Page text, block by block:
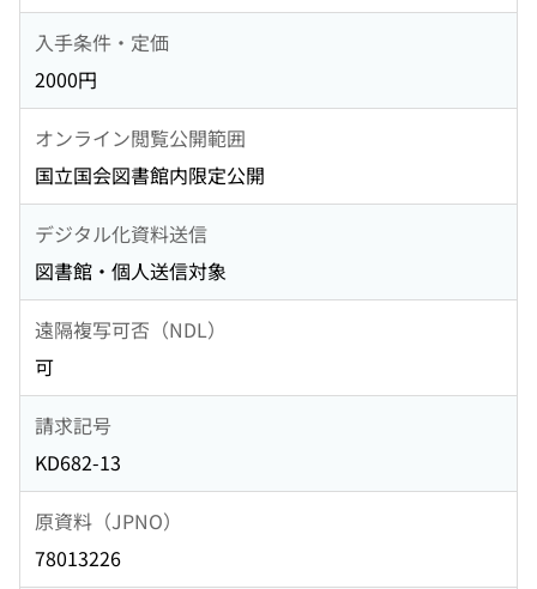
入手条件・定価
2000円
オンライン閲覧公開範囲
国立国会図書館内限定公開
デジタル化資料送信
図書館・個人送信対象
遠隔複写可否（NDL）
可
請求記号
KD682-13
原資料（JPNO）
78013226